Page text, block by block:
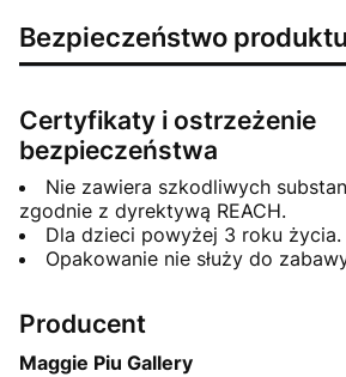
Bezpieczeństwo produktu
Certyfikaty i ostrzeżenie
bezpieczeństwa
Nie zawiera szkodliwych
zgodnie z dyrektywą REACH.
Dla dzieci powyżej 3 roku życia.
Opakowanie nie służy do
Producent
Maggie Piu Gallery